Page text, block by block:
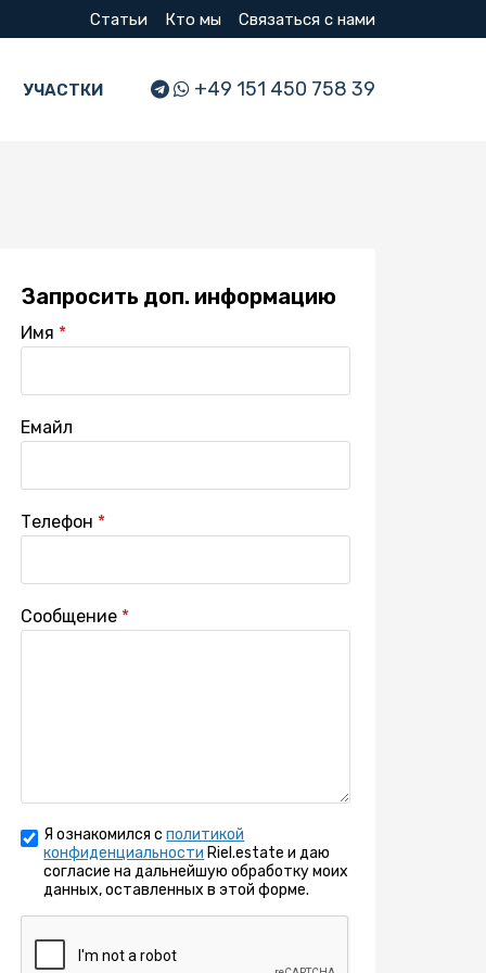
Статьи Кто мы Связаться с нами
УЧАСТКИ +49 151 450 758 39
Запросить доп. информацию
Имя
Емайл
Телефон
Сообщение
Я ознакомился сполитикой
конфиденциальности Riel.estate и даю
согласие на дальнейшую обработку моих
данных, оставленных в этой форме.